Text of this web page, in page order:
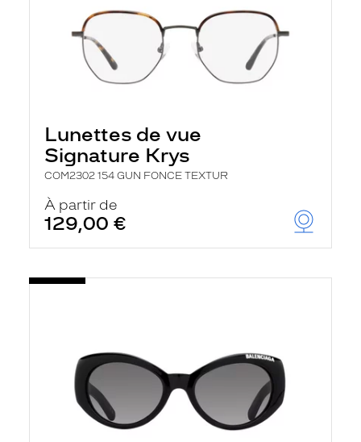
Lunettes de vue
Signature Krys
COM2302 154 GUN FONCE TEXTUR
À partir de
129,00 €